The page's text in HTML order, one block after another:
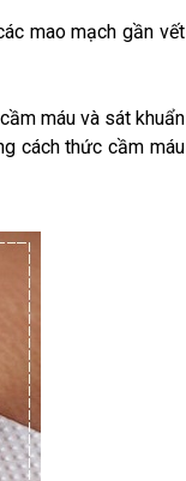
mao mạch gần vết
máu và sát khuẩn
cách thức cầm máu